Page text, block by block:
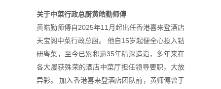
关于中菜行政总厨黄皓勤师傅
黄皓勤师傅自2025年11月起出任香港喜来登酒店
天宝阁中菜行政总厨。 他自15岁起便全心投入钻
研粤菜，至今已累积逾35年精深造诣，多年来在
各大屡获殊荣的酒店中菜厅担任领导要职，大放
异彩。 加入香港喜来登酒店团队前，黄师傅曾于